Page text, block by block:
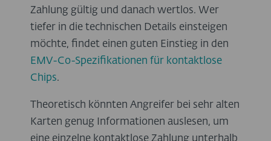
Zahlung gültig und danach wertlos. Wer
tiefer in die technischen Details einsteigen
möchte, findet einen guten Einstieg in den
EMV-Co-Spezifikationen für kontaktlose
Chips.
Theoretisch könnten Angreifer bei sehr alten
Karten genug Informationen auslesen, um
eine einzelne kontaktlose Zahlung unterhalb